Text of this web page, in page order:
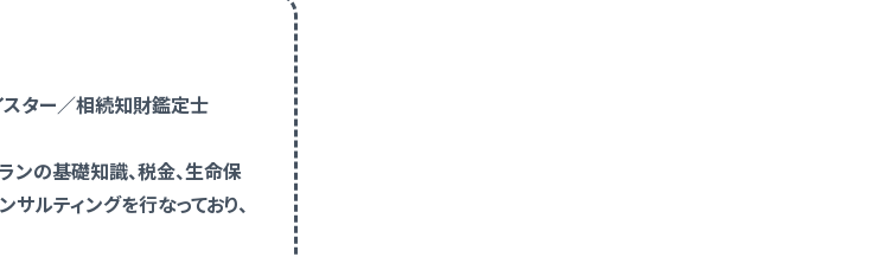
ター／相続知財鑑定士
ンの基礎知識、税金、生命保
ルティングを行なっており、